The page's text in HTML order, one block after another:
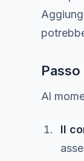
Al
Il